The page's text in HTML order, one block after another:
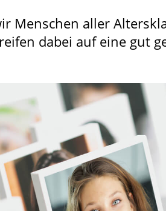
Menschen aller
dabei auf eine gut